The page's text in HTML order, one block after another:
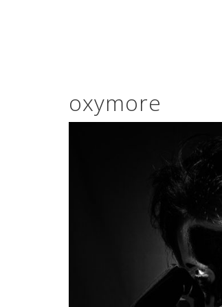
oxymore